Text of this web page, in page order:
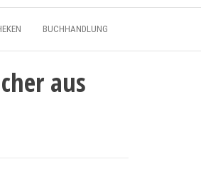
BUCHHANDLUNG
aus